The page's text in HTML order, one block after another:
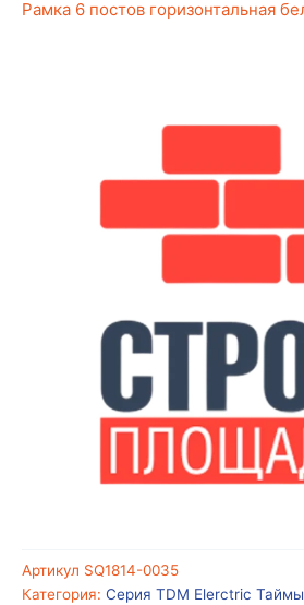
Рамка 6 постов горизонтальная
Артикул SQ1814-0035
Категория: Серия TDM Elerctric